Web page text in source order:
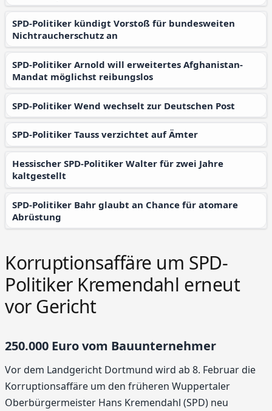
SPD-Politiker kündigt Vorstoß für bundesweiten
Nichtraucherschutz an
SPD-Politiker Arnold will erweitertes Afghanistan-
Mandat möglichst reibungslos
SPD-Politiker Wend wechselt zur Deutschen Post
SPD-Politiker Tauss verzichtet auf Ämter
Hessischer SPD-Politiker Walter für zwei Jahre
kaltgestellt
SPD-Politiker Bahr glaubt an Chance für atomare
Abrüstung
Korruptionsaffäre um SPD-
Politiker Kremendahl erneut
vor Gericht
250.000 Euro vom Bauunternehmer
Vor dem Landgericht Dortmund wird ab 8. Februar die
Korruptionsaffäre um den früheren Wuppertaler
Oberbürgermeister Hans Kremendahl (SPD) neu